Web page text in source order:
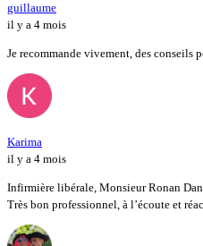
guillaume
il y a 4 mois
Je recommande vivement, des conseils
Karima
il y a 4 mois
Infirmière libérale, Monsieur Ronan
Très bon professionnel, à l’écoute et